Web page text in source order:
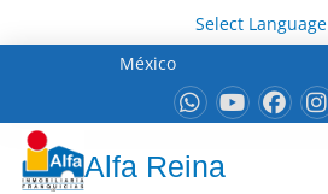
Select Language
México
Alfa Reina